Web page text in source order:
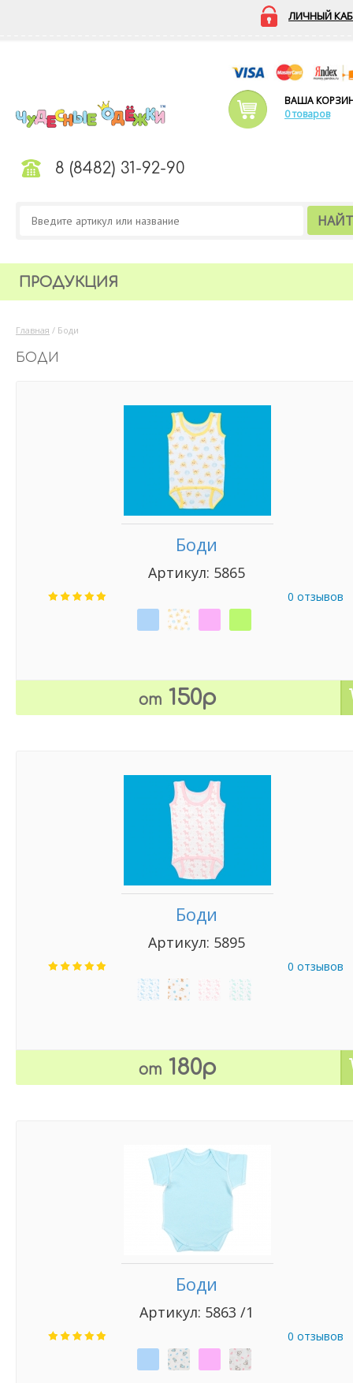
ЛИЧНЫЙ
8 (8482) 31-92-90
ВАША
0 товаров
ПРОДУКЦИЯ
Главная / Боди
БОДИ
Боди
Артикул: 5865
0 отзывов
от 150р
Боди
Артикул: 5895
0 отзывов
от 180р
Боди
Артикул: 5863 /1
0 отзывов